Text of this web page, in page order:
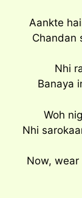
Aankte
Chandan
Nhi
Banaya
Woh
Nhi
Now,